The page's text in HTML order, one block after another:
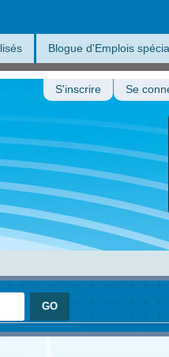
Blogue d'Emplois
S'inscrire Se